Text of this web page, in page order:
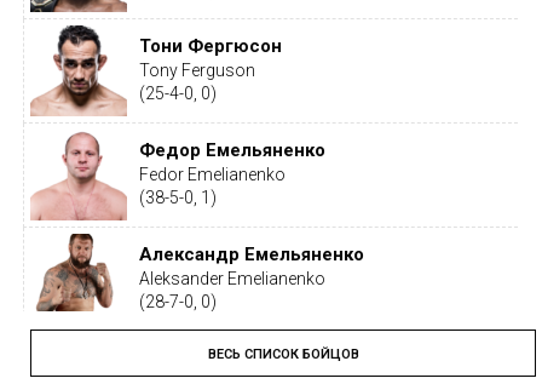
Тони Фергюсон
Tony Ferguson
(25-4-0, 0)
Федор Емельяненко
Fedor Emelianenko
(38-5-0, 1)
Александр Емельяненко
Aleksander Emelianenko
(28-7-0, 0)
Тайрон ВудлиВЕСЬ СПИСОК БОЙЦОВ